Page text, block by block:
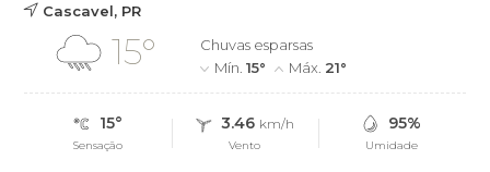
Cascavel, PR
15°
Chuvas esparsas
Mín.15° Máx. 21°
15°
Sensação
3.46 km/h
Vento
95%
Umidade